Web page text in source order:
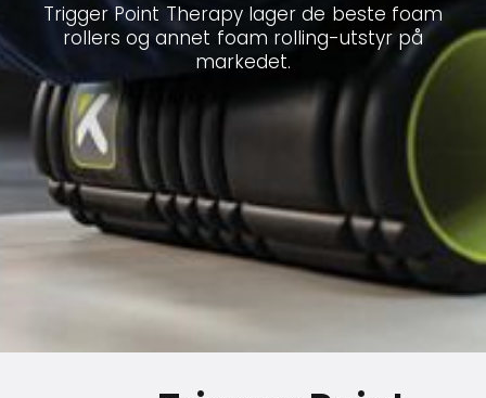
Trigger Point Therapy lager de beste foam
rollers og annet foam rolling-utstyr på
markedet.